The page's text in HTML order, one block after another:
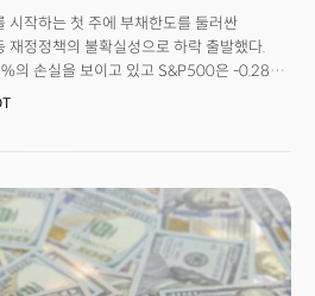
시작하는 첫 주에 부채한도를 둘러싼
재정정책의 불확실성으로 하락 출발했다.
의 손실을 보이고 있고 S&P500은 -0.28%,
다.(동부시각 오전 5시 57분 기준)중국
이 단기 자금 조달에는 도움이 되겠지만
하는 에버그란데의 장기적인 전망에 의문은
오늘 시장은 미 정치권의 부채한도 유예와
에 집중할 것으로 관측된다. 민주당과
을 유지하는 법안에 합의했지만 재무부의